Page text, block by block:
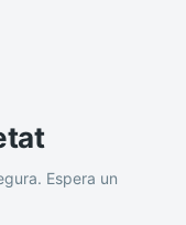
Espera un